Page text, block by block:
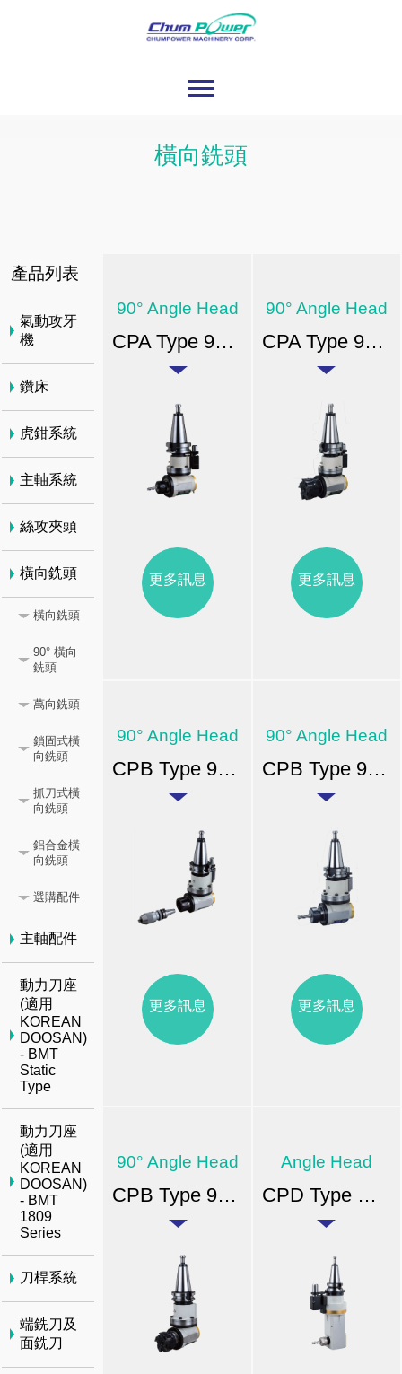
橫向銑頭
90° Angle Head
CPA Type 90° 橫向銑頭-ER
更多訊息
90° Angle Head
CPA Type 90° 橫向銑頭-FA
更多訊息
90° Angle Head
CPB Type 90° 橫向銑頭-BT
更多訊息
90° Angle Head
CPB Type 90° 橫向銑頭-ER
更多訊息
90° Angle Head
CPB Type 90° 橫向銑頭-FA
Angle Head
CPD Type 加長型橫向銑頭
產品列表
氣動攻牙
機
鑽床
虎鉗系統
主軸系統
絲攻夾頭
橫向銑頭
橫向銑頭
90° 橫向
銑頭
萬向銑頭
鎖固式橫
向銑頭
抓刀式橫
向銑頭
鋁合金橫
向銑頭
選購配件
主軸配件
動力刀座
(適用
KOREAN
DOOSAN)
- BMT
Static
Type
動力刀座
(適用
KOREAN
DOOSAN)
- BMT
1809
Series
刀桿系統
端銑刀及
面銑刀